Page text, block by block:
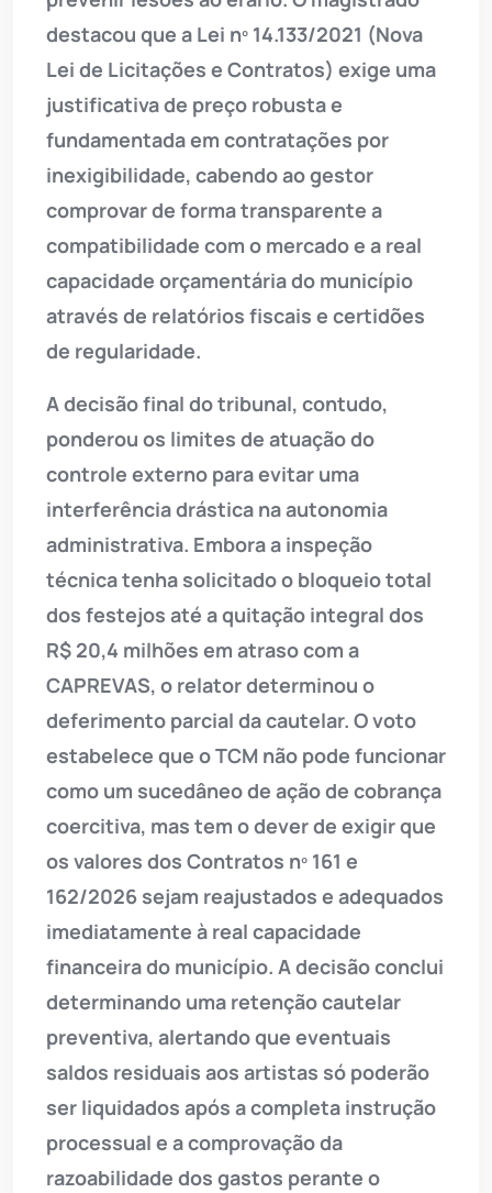
destacou que a Lei nº 14.133/2021 (Nova
Lei de Licitações e Contratos) exige uma
justificativa de preço robusta e
fundamentada em contratações por
inexigibilidade, cabendo ao gestor
comprovar de forma transparente a
compatibilidade com o mercado e a real
capacidade orçamentária do município
através de relatórios fiscais e certidões
de regularidade.
A decisão final do tribunal, contudo,
ponderou os limites de atuação do
controle externo para evitar uma
interferência drástica na autonomia
administrativa. Embora a inspeção
técnica tenha solicitado o bloqueio total
dos festejos até a quitação integral dos
R$ 20,4 milhões em atraso com a
CAPREVAS, o relator determinou o
deferimento parcial da cautelar. O voto
estabelece que o TCM não pode funcionar
como um sucedâneo de ação de cobrança
coercitiva, mas tem o dever de exigir que
os valores dos Contratos nº 161 e
162/2026 sejam reajustados e adequados
imediatamente à real capacidade
financeira do município. A decisão conclui
determinando uma retenção cautelar
preventiva, alertando que eventuais
saldos residuais aos artistas só poderão
ser liquidados após a completa instrução
processual e a comprovação da
razoabilidade dos gastos perante o